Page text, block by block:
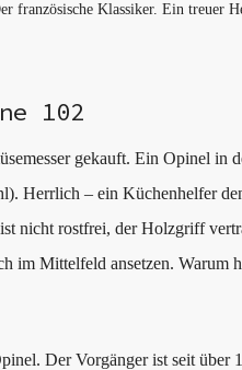
französische Klassiker. Ein treuer
102
gekauft. Ein Opinel in
Herrlich – ein Küchenhelfer
nicht rostfrei, der Holzgriff
im Mittelfeld ansetzen. Warum
Der Vorgänger ist seit über